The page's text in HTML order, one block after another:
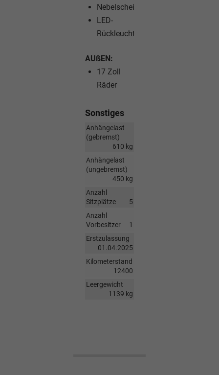
Nebelscheinwerfer
LED-
Rückleuchten
AUßEN:
17 Zoll
Räder
Sonstiges
Anhängelast
(gebremst)
610 kg
Anhängelast
(ungebremst)
450 kg
Anzahl
Sitzplätze
5
Anzahl
Vorbesitzer
1
Erstzulassung
01.04.2025
Kilometerstand
12400
Leergewicht
1139 kg